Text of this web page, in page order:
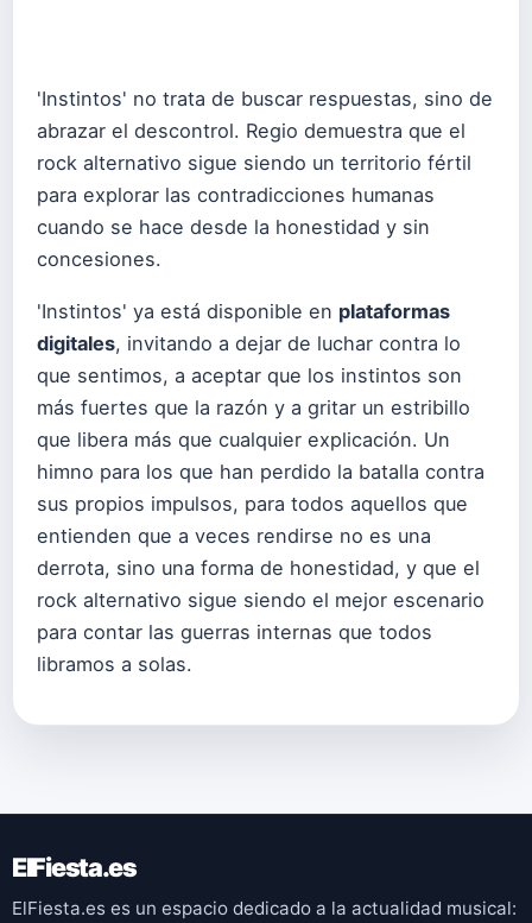
'Instintos' no trata de buscar respuestas, sino de
abrazar el descontrol. Regio demuestra que el
rock alternativo sigue siendo un territorio fértil
para explorar las contradicciones humanas
cuando se hace desde la honestidad y sin
concesiones.
'Instintos' ya está disponible en plataformas
digitales, invitando a dejar de luchar contra lo
que sentimos, a aceptar que los instintos son
más fuertes que la razón y a gritar un estribillo
que libera más que cualquier explicación. Un
himno para los que han perdido la batalla contra
sus propios impulsos, para todos aquellos que
entienden que a veces rendirse no es una
derrota, sino una forma de honestidad, y que el
rock alternativo sigue siendo el mejor escenario
para contar las guerras internas que todos
libramos a solas.
ElFiesta.es
ElFiesta.es es un espacio dedicado a la actualidad musical: